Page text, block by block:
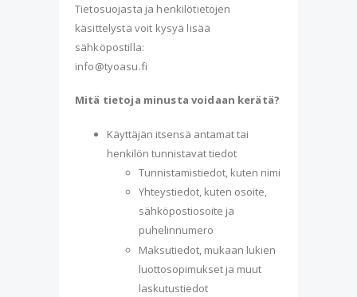
Tietosuojasta ja henkilötietojen
käsittelystä voit kysyä lisää
sähköpostilla:
info@tyoasu.fi
Mitä tietoja minusta voidaan kerätä?
Käyttäjän itsensä antamat tai
henkilön tunnistavat tiedot
Tunnistamistiedot, kuten nimi
Yhteystiedot, kuten osoite,
sähköpostiosoite ja
puhelinnumero
Maksutiedot, mukaan lukien
luottosopimukset ja muut
laskutustiedot